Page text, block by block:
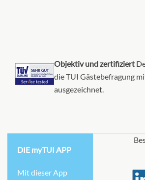
Objektiv und zertifiziert
die TUI Gästebefragung
ausgezeichnet.
DIE myTUI APP
Mit dieser App